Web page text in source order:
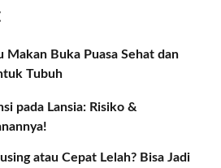
Makan Buka Puasa Sehat dan
Tubuh
pada Lansia: Risiko &
atau Cepat Lelah? Bisa Jadi